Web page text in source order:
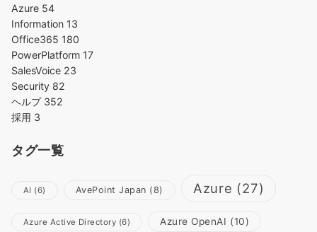
Azure 54
Information 13
Office365 180
PowerPlatform 17
SalesVoice 23
Security 82
ヘルプ 352
採用 3
タグ一覧
AI (6) AvePoint Japan (8) Azure (27)
Azure Active Directory (6) Azure OpenAI (10)